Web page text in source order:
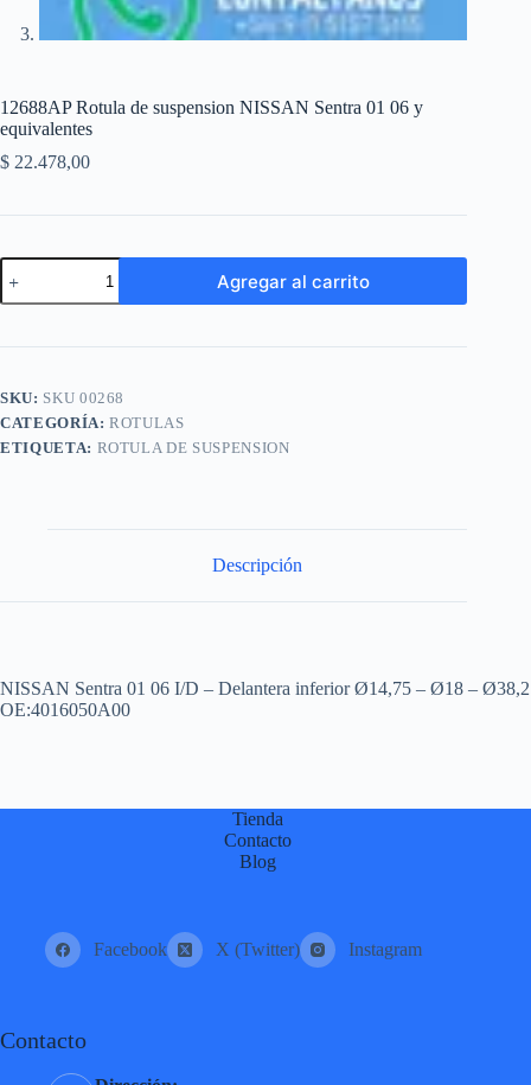
12688AP Rotula de suspension NISSAN Sentra 01 06 y
equivalentes
$ 22.478,00
12688AP
Rotula
de
NISSAN
06
y
equivalentes
Agregar al carrito
r
n
a
SKU: SKU 00268
CATEGORÍA:ROTULAS
ETIQUETA: ROTULA DE SUSPENSION
Descripción
NISSAN Sentra 01 06 I/D – Delantera inferior Ø14,75 – Ø18 – Ø38,2
OE:4016050A00
Tienda
Contacto
Blog
Facebook X (Twitter) Instagram
Contacto